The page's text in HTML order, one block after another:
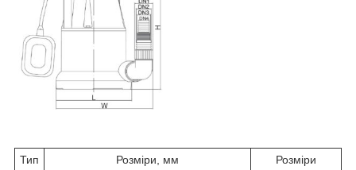
Тип Розміри, мм
Розміри